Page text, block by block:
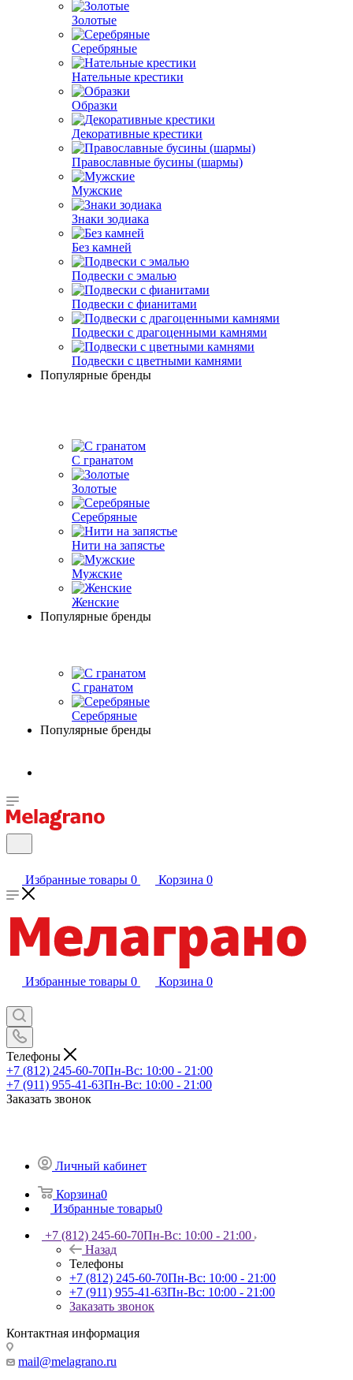
Золотые
Серебряные
Нательные крестики
Образки
Декоративные крестики
Православные бусины (шармы)
Мужские
Знаки зодиака
Без камней
Подвески с эмалью
Подвески с фианитами
Подвески с драгоценными камнями
Подвески с цветными камнями
Популярные бренды
С гранатом
Золотые
Серебряные
Нити на запястье
Мужские
Женские
Популярные бренды
С гранатом
Серебряные
Популярные бренды
Избранные товары 0 Корзина 0
Избранные товары 0 Корзина 0
Телефоны
+7 (812) 245-60-70Пн-Вс: 10:00 - 21:00
+7 (911) 955-41-63Пн-Вс: 10:00 - 21:00
Заказать звонок
Личный кабинет
Корзина0
Избранные товары0
+7 (812) 245-60-70Пн-Вс: 10:00 - 21:00
Назад
Телефоны
+7 (812) 245-60-70Пн-Вс: 10:00 - 21:00
+7 (911) 955-41-63Пн-Вс: 10:00 - 21:00
Заказать звонок
Контактная информация
mail@melagrano.ru